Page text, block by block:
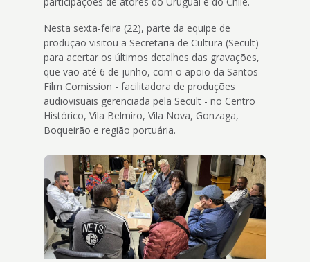
Nesta sexta-feira (22), parte da equipe de
produção visitou a Secretaria de Cultura (Secult)
para acertar os últimos detalhes das gravações,
que vão até 6 de junho, com o apoio da Santos
Film Comission - facilitadora de produções
audiovisuais gerenciada pela Secult - no Centro
Histórico, Vila Belmiro, Vila Nova, Gonzaga,
Boqueirão e região portuária.